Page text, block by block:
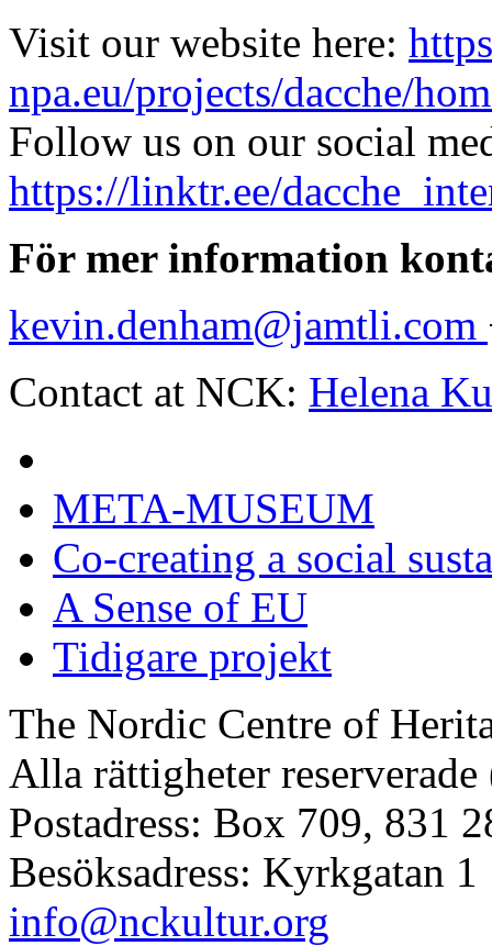
Visit our website here:
npa.eu/projects/dacche/
Follow us on our social
https://linktr.ee/
För mer information
kevin.denham@jamtli.com
Contact at NCK: Helena
META-MUSEUM
Co-creating a social
A Sense of EU
Tidigare projekt
The Nordic Centre of
Alla rättigheter
Postadress: Box 709, 831
Besöksadress: Kyrkgatan 1
info@nckultur.org